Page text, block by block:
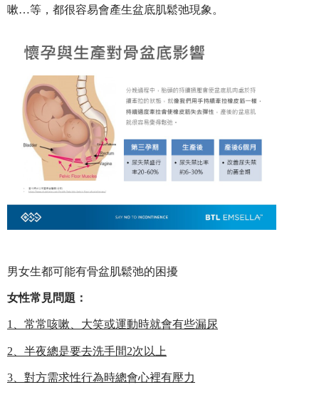
嗽…等，都很容易會產生盆底肌鬆弛現象。
男女生都可能有骨盆肌鬆弛的困擾
女性常見問題：
1、常常咳嗽、大笑或運動時就會有些漏尿
2 、半夜總是要去洗手間2次以上
3 、對方需求性行為時總會心裡有壓力